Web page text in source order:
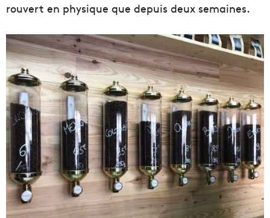
rouvert en physique que depuis deux semaines.